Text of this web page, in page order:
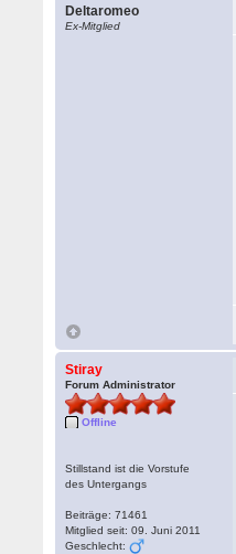
Deltaromeo
Ex-Mitglied
Stiray
Forum Administrator
Offline
Stillstand ist die Vorstufe
des Untergangs
Beiträge: 71461
Mitglied seit: 09. Juni 2011
Geschlecht: